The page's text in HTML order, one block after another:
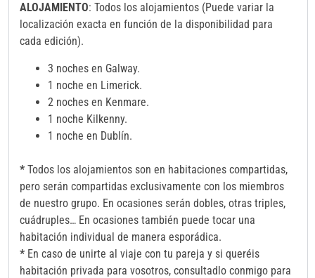
ALOJAMIENTO: Todos los alojamientos (Puede variar la
localización exacta en función de la disponibilidad para
cada edición).
3 noches en Galway.
1 noche en Limerick.
2 noches en Kenmare.
1 noche Kilkenny.
1 noche en Dublín.
* Todos los alojamientos son en habitaciones compartidas,
pero serán compartidas exclusivamente con los miembros
de nuestro grupo. En ocasiones serán dobles, otras triples,
cuádruples… En ocasiones también puede tocar una
habitación individual de manera esporádica.
* En caso de unirte al viaje con tu pareja y si queréis
habitación privada para vosotros, consultadlo conmigo para